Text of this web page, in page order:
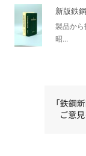
新版鉄
製品から
昭...